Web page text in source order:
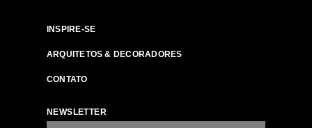
INSPIRE-SE
ARQUITETOS & DECORADORES
CONTATO
NEWSLETTER